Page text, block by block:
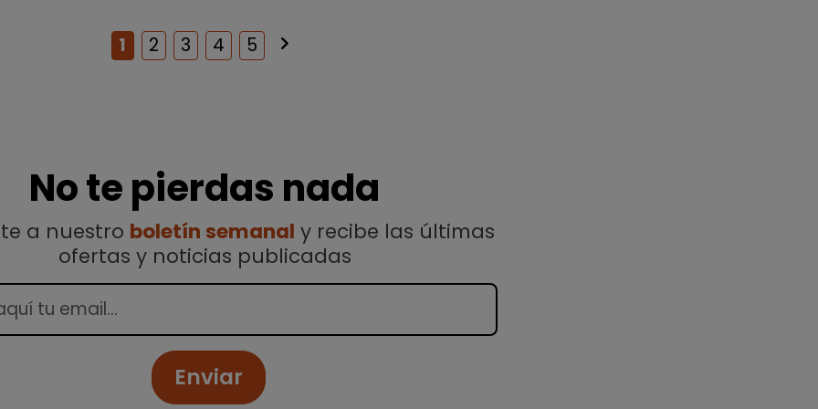
1 2 3 4 5 keyboard_arrow_right
No te pierdas nada
a nuestro boletín semanal y recibe las últimas
ofertas y noticias publicadas
Enviar